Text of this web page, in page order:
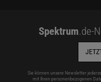
Spektrum.de-
Sie können unsere Newsletter
mit Ihren personenbezogenen